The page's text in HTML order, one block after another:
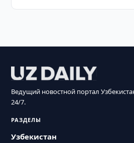
Ведущий новостной портал
24/7.
РАЗДЕЛЫ
Узбекистан